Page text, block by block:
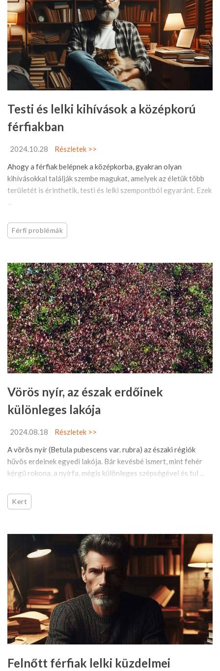
Testi és lelki kihívások a középkorú
férfiakban
2024.10.28
Részletek >>
Ahogy a férfiak belépnek a középkorba, gyakran olyan
kihívásokkal találják szembe magukat, amelyek az életük több
területét is érinthetik, testi és lelki szempontból egyaránt. Ezek
...
Férfi problémák
Vörös nyír, az észak erdőinek
különleges lakója
2024.08.18
Részletek >>
A vörös nyír (Betula pubescens var. rubra) az északi régiók
hűvös erdeinek egyedi lakója. Bár kevésbé ismert, mint fehér
kérgű rokona, a nyírfa, mégis különleges szépségével és tul ...
Kert
Felnőtt férfiak lelki küzdelmei